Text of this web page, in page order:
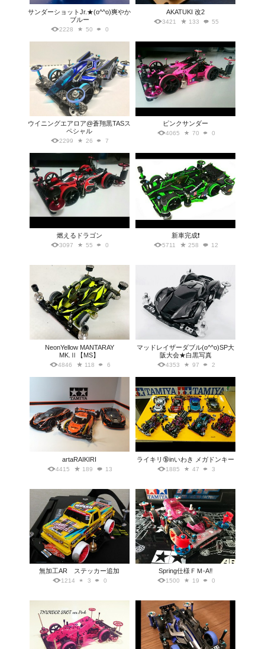
サンダーショットJr.★(o^^o)爽やか
ブルー
2228 50 0
AKATUKI 改2
3421 133 55
ウイニングエアロア@蒼翔黒TASス
ペシャル
2299 26 7
ピンクサンダー
4065 70 0
燃えるドラゴン
3097 55 0
新車完成❗
5711 258 12
NeonYellow MANTARAY
MK.Ⅱ【MS】
4846 118 6
マッドレイザーダブル(o^^o)SP大
阪大会★白黒写真
4353 97 2
artaRAIKIRI
4415 189 13
ライキリ🔞inいわき メガドンキー
1885 47 3
無加工AR ステッカー追加
1214 3 0
Spring仕様ＦＭ-A‼️
1500 19 0